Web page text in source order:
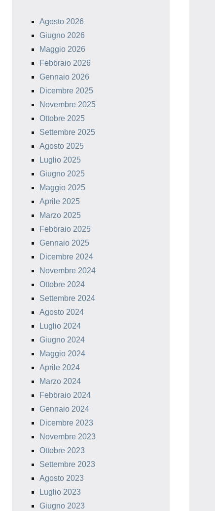
Agosto 2026
Giugno 2026
Maggio 2026
Febbraio 2026
Gennaio 2026
Dicembre 2025
Novembre 2025
Ottobre 2025
Settembre 2025
Agosto 2025
Luglio 2025
Giugno 2025
Maggio 2025
Aprile 2025
Marzo 2025
Febbraio 2025
Gennaio 2025
Dicembre 2024
Novembre 2024
Ottobre 2024
Settembre 2024
Agosto 2024
Luglio 2024
Giugno 2024
Maggio 2024
Aprile 2024
Marzo 2024
Febbraio 2024
Gennaio 2024
Dicembre 2023
Novembre 2023
Ottobre 2023
Settembre 2023
Agosto 2023
Luglio 2023
Giugno 2023